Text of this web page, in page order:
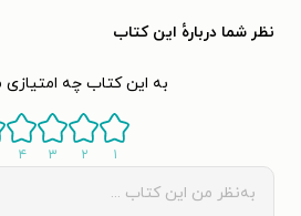
نظر شما دربارهٔ این کتاب
به این کتاب چه
۱ ۲ ۳ ۴